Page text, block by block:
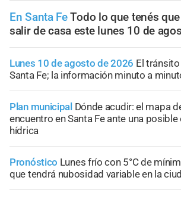
En Santa FeTodo lo que tenés
salir de casa este lunes 10 de
Lunes 10 de agosto de 2026 El
Santa Fe; la información minuto a
Plan municipal Dónde acudir: el mapa
encuentro en Santa Fe ante una
hídrica
Pronóstico Lunes frío con 5°C de
que tendrá nubosidad variable en la